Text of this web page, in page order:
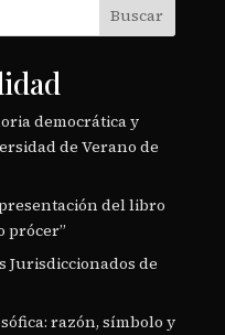
Buscar
democrática y
de Verano de
del libro
prócer”
Jurisdiccionados de
razón, símbolo y